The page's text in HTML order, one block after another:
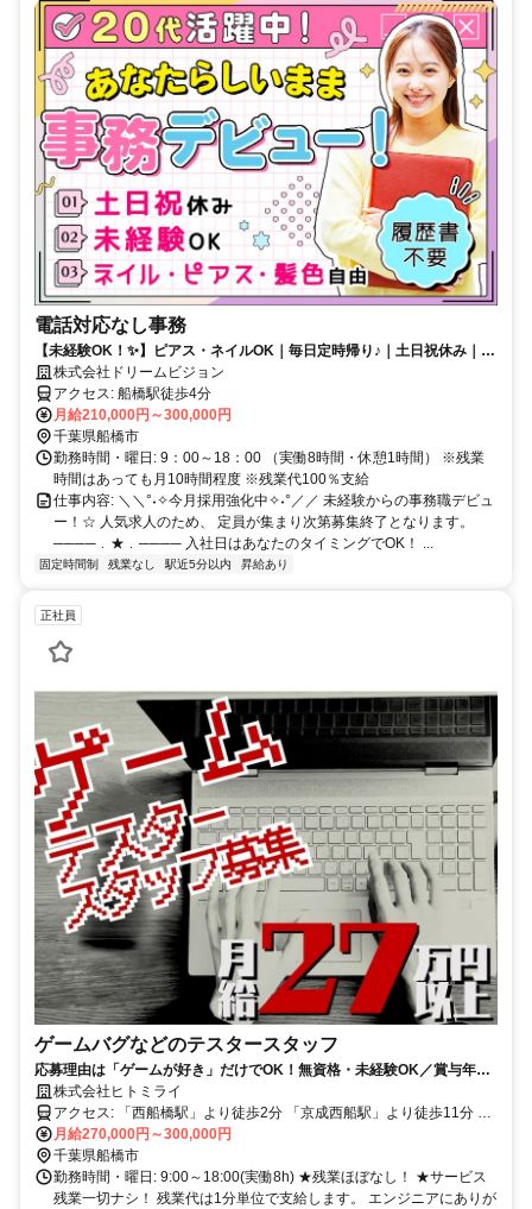
電話対応なし事務
【未経験OK！✨】ピアス・ネイルOK｜毎日定時帰り♪｜土日祝休み｜ピ
アス・ネイル・服装自由｜昇給・賞与あり
株式会社ドリームビジョン
アクセス: 船橋駅徒歩4分
月給210,000円～300,000円
千葉県船橋市
勤務時間・曜日: 9：00～18：00 （実働8時間・休憩1時間） ※残業
時間はあっても月10時間程度 ※残業代100％支給
仕事内容: ＼＼°˖✧今月採用強化中✧˖°／／ 未経験からの事務職デビュ
ー！☆ 人気求人のため、 定員が集まり次第募集終了となります。
────﹒★﹒──── 入社日はあなたのタイミングでOK！ ...
固定時間制 残業なし 駅近5分以内 昇給あり
正社員
ゲームバグなどのテスタースタッフ
応募理由は「ゲームが好き」だけでOK！無資格・未経験OK／賞与年2
回／完全週休2日制（土日）／開発の道にも挑戦できる！／駅チカ
株式会社ヒトミライ
アクセス: 「西船橋駅」より徒歩2分 「京成西船駅」より徒歩11分 ▷
駅チカ5分以内 ▷バイク通勤・車通勤OK
月給270,000円～300,000円
千葉県船橋市
勤務時間・曜日: 9:00～18:00(実働8h) ★残業ほぼなし！ ★サービス
残業一切ナシ！ 残業代は1分単位で支給します。 エンジニアにありが